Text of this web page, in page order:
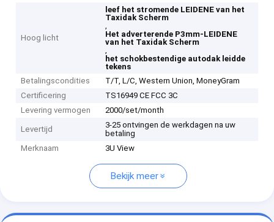
Hoog licht
leef het stromende LEIDENE van het
Taxidak Scherm
,
Het adverterende P3mm-LEIDENE
van het Taxidak Scherm
,
het schokbestendige autodak leidde
tekens
Betalingscondities
T/T, L/C, Western Union, MoneyGram
Certificering
TS16949 CE FCC 3C
Levering vermogen
2000/set/month
Levertijd
3-25 ontvingen de werkdagen na uw
betaling
Merknaam
3U View
Bekijk meer